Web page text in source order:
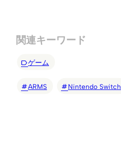
関連キーワード
ゲーム
ARMS Nintendo Switch